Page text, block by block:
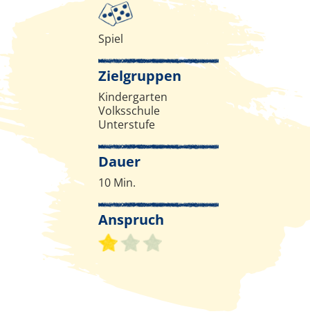
Infos zur Methode
Spiel
Zielgruppen
Kindergarten
Volksschule
Unterstufe
Dauer
10 Min.
Anspruch
Schwierigkeitsgrad 1 von 3